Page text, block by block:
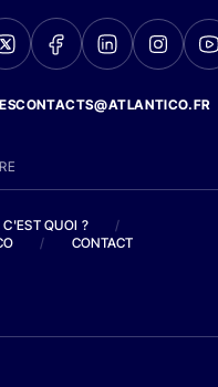
QUOI ?
/
/ CONTACT